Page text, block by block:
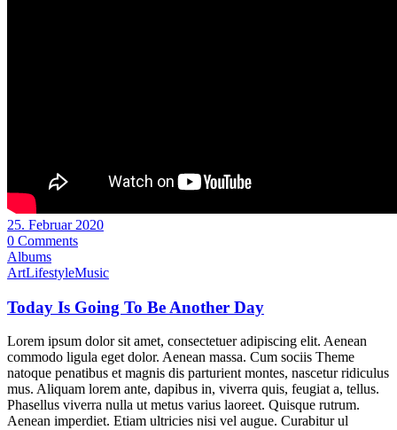
25. Februar 2020
0 Comments
Albums
ArtLifestyleMusic
Today Is Going To Be Another Day
Lorem ipsum dolor sit amet, consectetuer adipiscing elit. Aenean
commodo ligula eget dolor. Aenean massa. Cum sociis Theme
natoque penatibus et magnis dis parturient montes, nascetur ridiculus
mus. Aliquam lorem ante, dapibus in, viverra quis, feugiat a, tellus.
Phasellus viverra nulla ut metus varius laoreet. Quisque rutrum.
Aenean imperdiet. Etiam ultricies nisi vel augue. Curabitur ul